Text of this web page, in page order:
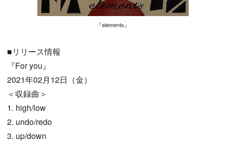
『elements』
■リリース情報
『For you』
2021年02月12日（金）
＜収録曲＞
1. high/low
2. undo/redo
3. up/down